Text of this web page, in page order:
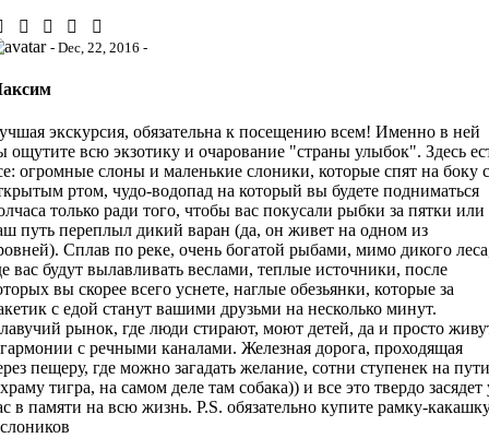
- Dec, 22, 2016 -
экскурсия, обязательна к посещению всем! Именно в ней
ощутите всю экзотику и очарование "страны улыбок". Здесь
огромные слоны и маленькие слоники, которые спят на боку с
ртом, чудо-водопад на который вы будете подниматься
только ради того, чтобы вас покусали рыбки за пятки или
путь переплыл дикий варан (да, он живет на одном из
Сплав по реке, очень богатой рыбами, мимо дикого
вас будут вылавливать веслами, теплые источники, после
вы скорее всего уснете, наглые обезьянки, которые за
с едой станут вашими друзьми на несколько минут.
рынок, где люди стирают, моют детей, да и просто
с речными каналами. Железная дорога, проходящая
пещеру, где можно загадать желание, сотни ступенек на пути
тигра, на самом деле там собака)) и все это твердо засядет
в памяти на всю жизнь. P.S. обязательно купите рамку-